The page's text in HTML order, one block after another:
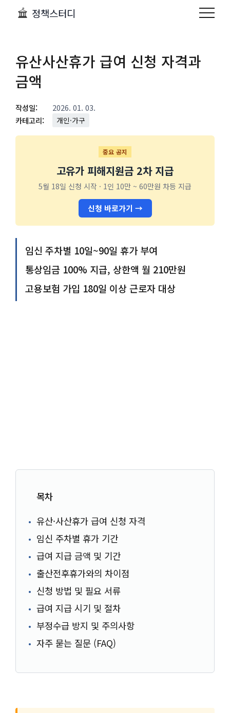
정책스터디
유산사산휴가 급여 신청 자격과
금액
작성일:
2026. 01. 03.
카테고리:
개인·가구
중요 공지
고유가 피해지원금 2차 지급
5월 18일 신청 시작 · 1인 10만 ~ 60만원 차등 지급
신청 바로가기 →
임신 주차별 10일~90일 휴가 부여
통상임금 100% 지급, 상한액 월 210만원
고용보험 가입 180일 이상 근로자 대상
목차
유산·사산휴가 급여 신청 자격
임신 주차별 휴가 기간
급여 지급 금액 및 기간
출산전후휴가와의 차이점
신청 방법 및 필요 서류
급여 지급 시기 및 절차
부정수급 방지 및 주의사항
자주 묻는 질문 (FAQ)